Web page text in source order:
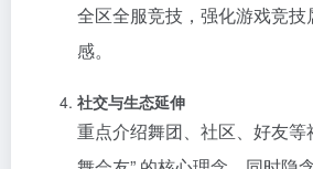
全区全服竞技，强化游戏竞
感。
社交与生态延伸
重点介绍舞团、社区、好友等